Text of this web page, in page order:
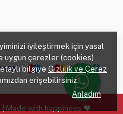
iyileştirmek için yasal
uygun çerezler (cookies)
bilgiye Gizlilik ve Çerez
erişebilirsiniz.
Anladım
| Made with happiness ♥